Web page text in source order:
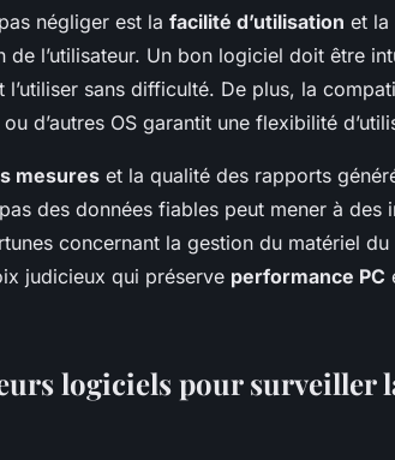
négliger est la facilité d’utilisation et la
de l’utilisateur. Un bon logiciel doit être
l’utiliser sans difficulté. De plus, la
d’autres OS garantit une flexibilité
mesures et la qualité des rapports
des données fiables peut mener à des
concernant la gestion du matériel
judicieux qui préserve performance PC
logiciels pour surveiller